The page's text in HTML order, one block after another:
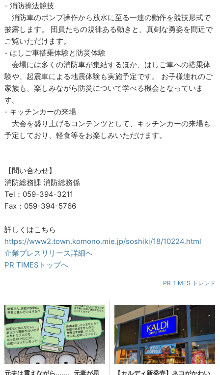
- 消防操法競技
消防車のポンプ操作から放水に至る一連の動作を競技形式で
披露します。 団員たちの規律ある動きと、真剣な勇姿を間近で
ご覧いただけます。
- はしご車搭乗体験と防災体験
会場には多くの消防車が集結するほか、はしご車への搭乗体
験や、起震車による地震体験も実施予定です。 お子様連れのご
家族も、楽しみながら防災について学べる機会となっていま
す。
- キッチンカーの来場
大会を盛り上げるコンテンツとして、キッチンカーの来場も
予定しており、軽食等をお楽しみいただけます。
【問い合わせ】
消防総務課 消防総務係
Tel：059-394-3211
Fax：059-394-5766
詳しくはこちら
https://www2.town.komono.mie.jp/soshiki/18/10224.html
企業プレスリリース詳細へ
PR TIMESトップへ
PR TIMES トレンド